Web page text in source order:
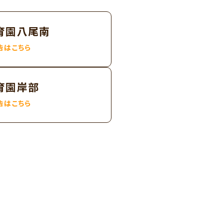
園八尾南
はこちら
園岸部
はこちら